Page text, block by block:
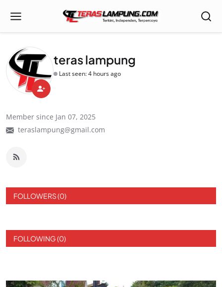
teras lampung
Last seen: 4 hours ago
Member since Jan 07, 2025
teraslampung@gmail.com
FOLLOWERS (0)
FOLLOWING (0)